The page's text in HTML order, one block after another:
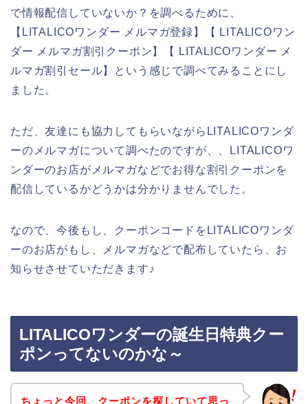
で情報配信していないか？を調べるために、
【LITALICOワンダー メルマガ登録】【 LITALICOワン
ダー メルマガ割引クーポン】【 LITALICOワンダー メ
ルマガ割引セール】という感じで調べてみることにし
ました。
ただ、友達にも協力してもらいながらLITALICOワンダ
ーのメルマガについて調べたのですが、、LITALICOワ
ンダーのお店がメルマガなどでお得な割引クーポンを
配信しているかどうかは分かりませんでした。
なので、今後もし、クーポンコードをLITALICOワンダ
ーのお店がもし、メルマガなどで配布していたら、お
知らせさせていただきます♪
LITALICOワンダーの誕生日特典クー
ポンってないのかな～
ちょっと今回、クーポンを探していて思っ